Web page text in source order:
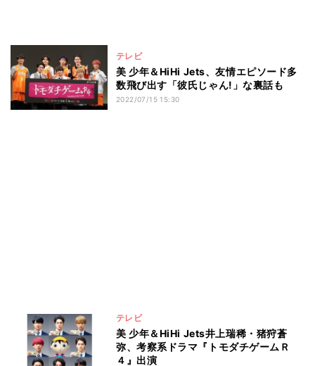
テレビ
美 少年＆HiHi Jets、友情エピソード多
数飛び出す「彼氏じゃん!」な裏話も
2022/07/15 15:30
テレビ
美 少年＆HiHi Jets井上瑞稀・猪狩蒼
弥、考察系ドラマ『トモダチゲームＲ
４』出演